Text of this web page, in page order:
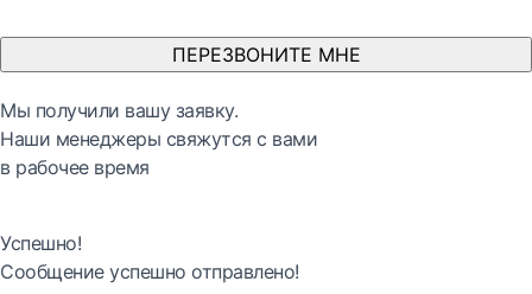
ПЕРЕЗВОНИТЕ МНЕ
Мы получили вашу заявку.
Наши менеджеры свяжутся с вами
в рабочее время
Успешно!
Сообщение успешно отправлено!